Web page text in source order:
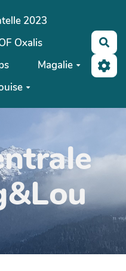
2023
Oxalis
Magalie